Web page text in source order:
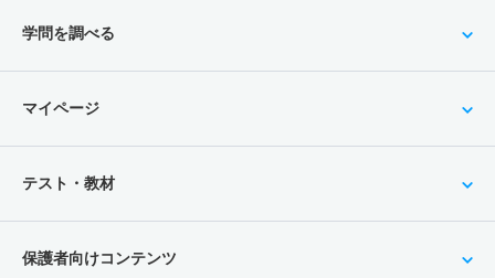
学問を調べる
マイページ
テスト・教材
保護者向けコンテンツ